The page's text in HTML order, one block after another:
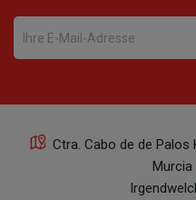
Ctra. Cabo de de Palos
Murcia